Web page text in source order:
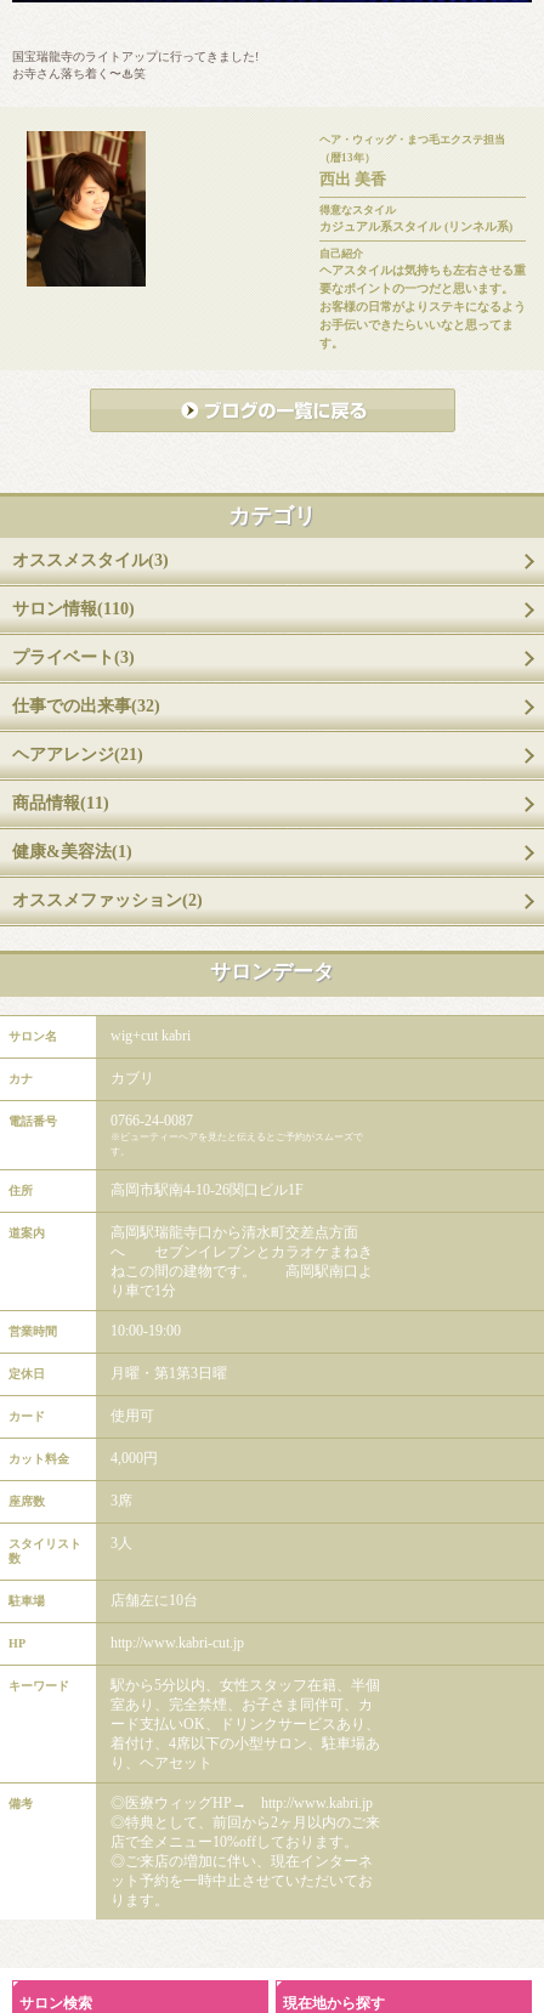
国宝瑞龍寺のライトアップに行ってきました!
お寺さん落ち着く〜♨︎笑
ヘア・ウィッグ・まつ毛エクステ担当
（暦13年）
西出 美香
得意なスタイル
カジュアル系スタイル (リンネル系)
自己紹介
ヘアスタイルは気持ちも左右させる重
要なポイントの一つだと思います。
お客様の日常がよりステキになるよう
お手伝いできたらいいなと思ってま
す。
カテゴリ
オススメスタイル(3)
サロン情報(110)
プライベート(3)
仕事での出来事(32)
ヘアアレンジ(21)
商品情報(11)
健康&美容法(1)
オススメファッション(2)
サロンデータ
サロン名 wig+cut kabri
カナ カブリ
電話番号 0766-24-0087
※ビューティーヘアを見たと伝えるとご予約がスムーズで
す。
住所 高岡市駅南4-10-26関口ビル1F
道案内
高岡駅瑞龍寺口から清水町交差点方面
へ セブンイレブンとカラオケまねき
ねこの間の建物です。 高岡駅南口よ
り車で1分
営業時間 10:00-19:00
定休日 月曜・第1第3日曜
カード 使用可
カット料金 4,000円
座席数 3席
スタイリスト
数
3人
駐車場 店舗左に10台
HP http://www.kabri-cut.jp
キーワード
駅から5分以内、女性スタッフ在籍、半個
室あり、完全禁煙、お子さま同伴可、カ
ード支払いOK、ドリンクサービスあり、
着付け、4席以下の小型サロン、駐車場あ
り、ヘアセット
備考
◎医療ウィッグHP→ http://www.kabri.jp
◎特典として、前回から2ヶ月以内のご来
店で全メニュー10%offしております。
◎ご来店の増加に伴い、現在インターネ
ット予約を一時中止させていただいてお
ります。
サロン検索 現在地から探す